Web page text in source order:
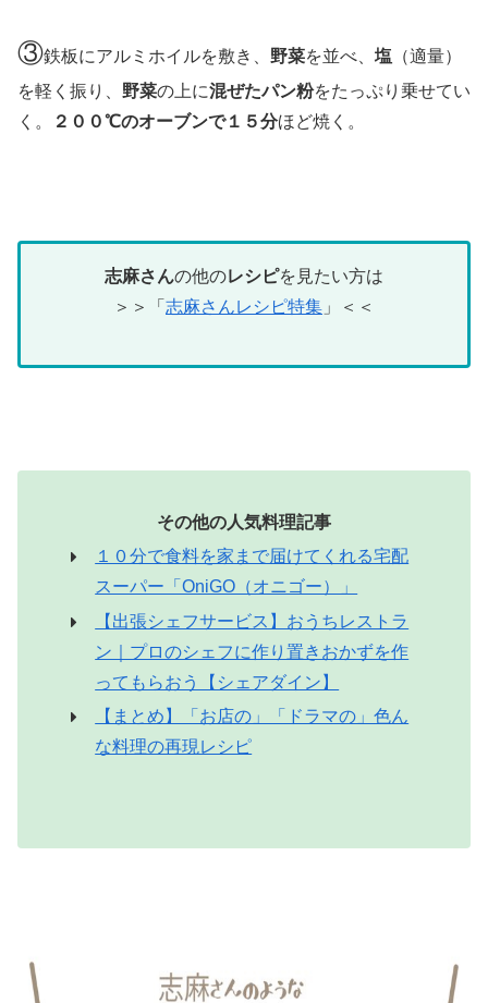
③鉄板にアルミホイルを敷き、 野菜を並べ、 塩 （適量）
を軽く振り、 野菜の上に混ぜたパン粉をたっぷり乗せてい
く。
２００℃のオーブンで１５分ほど焼く。
志麻さんの他のレシピを見たい方は
＞＞「 志麻さんレシピ特集 」＜＜
その他の人気料理記事
１０分で食料を家まで届けてくれる宅配
スーパー「OniGO（オニゴー）」
【出張シェフサービス】おうちレストラ
ン｜プロのシェフに作り置きおかずを作
ってもらおう【シェアダイン】
【まとめ】「お店の」「ドラマの」色ん
な料理の再現レシピ